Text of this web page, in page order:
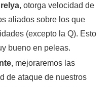
, otorga velocidad de
aliados sobre los que
(excepto la Q). Esto
bueno en peleas.
, mejoraremos las
de ataque de nuestros